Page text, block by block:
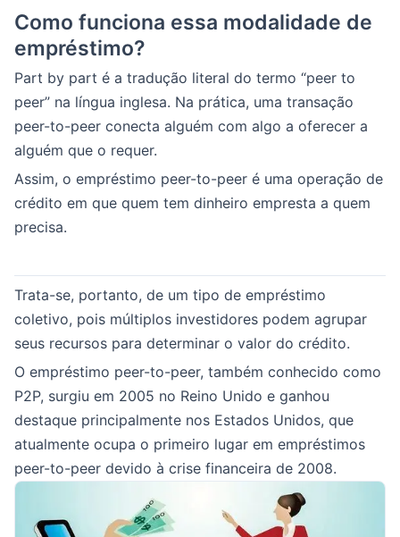
Como funciona essa modalidade de
empréstimo?
Part by part é a tradução literal do termo “peer to
peer” na língua inglesa. Na prática, uma transação
peer-to-peer conecta alguém com algo a oferecer a
alguém que o requer.
Assim, o empréstimo peer-to-peer é uma operação de
crédito em que quem tem dinheiro empresta a quem
precisa.
Trata-se, portanto, de um tipo de empréstimo
coletivo, pois múltiplos investidores podem agrupar
seus recursos para determinar o valor do crédito.
O empréstimo peer-to-peer, também conhecido como
P2P, surgiu em 2005 no Reino Unido e ganhou
destaque principalmente nos Estados Unidos, que
atualmente ocupa o primeiro lugar em empréstimos
peer-to-peer devido à crise financeira de 2008.